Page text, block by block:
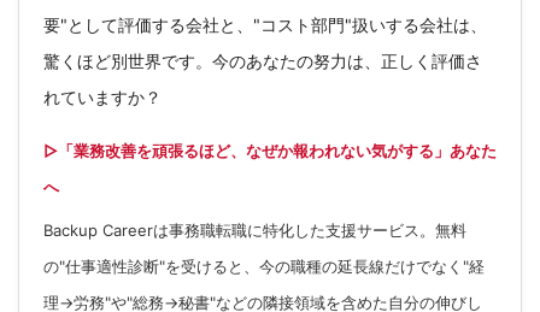
要"として評価する会社と、"コスト部門"扱いする会社は、
驚くほど別世界です。今のあなたの努力は、正しく評価さ
れていますか？
▷「業務改善を頑張るほど、なぜか報われない気がする」あなた
へ
Backup Careerは事務職転職に特化した支援サービス。無料
の"仕事適性診断"を受けると、今の職種の延長線だけでなく"経
理→労務"や"総務→秘書"などの隣接領域を含めた自分の伸びし